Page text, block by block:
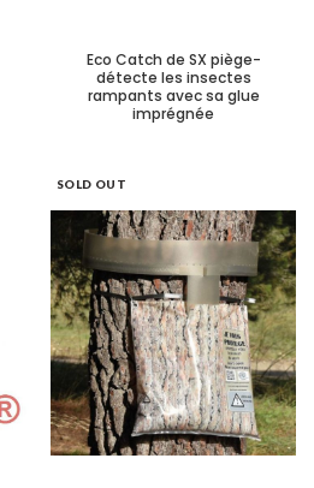
Eco Catch de SX piège-
détecte les insectes
rampants avec sa glue
imprégnée
SOLD OUT